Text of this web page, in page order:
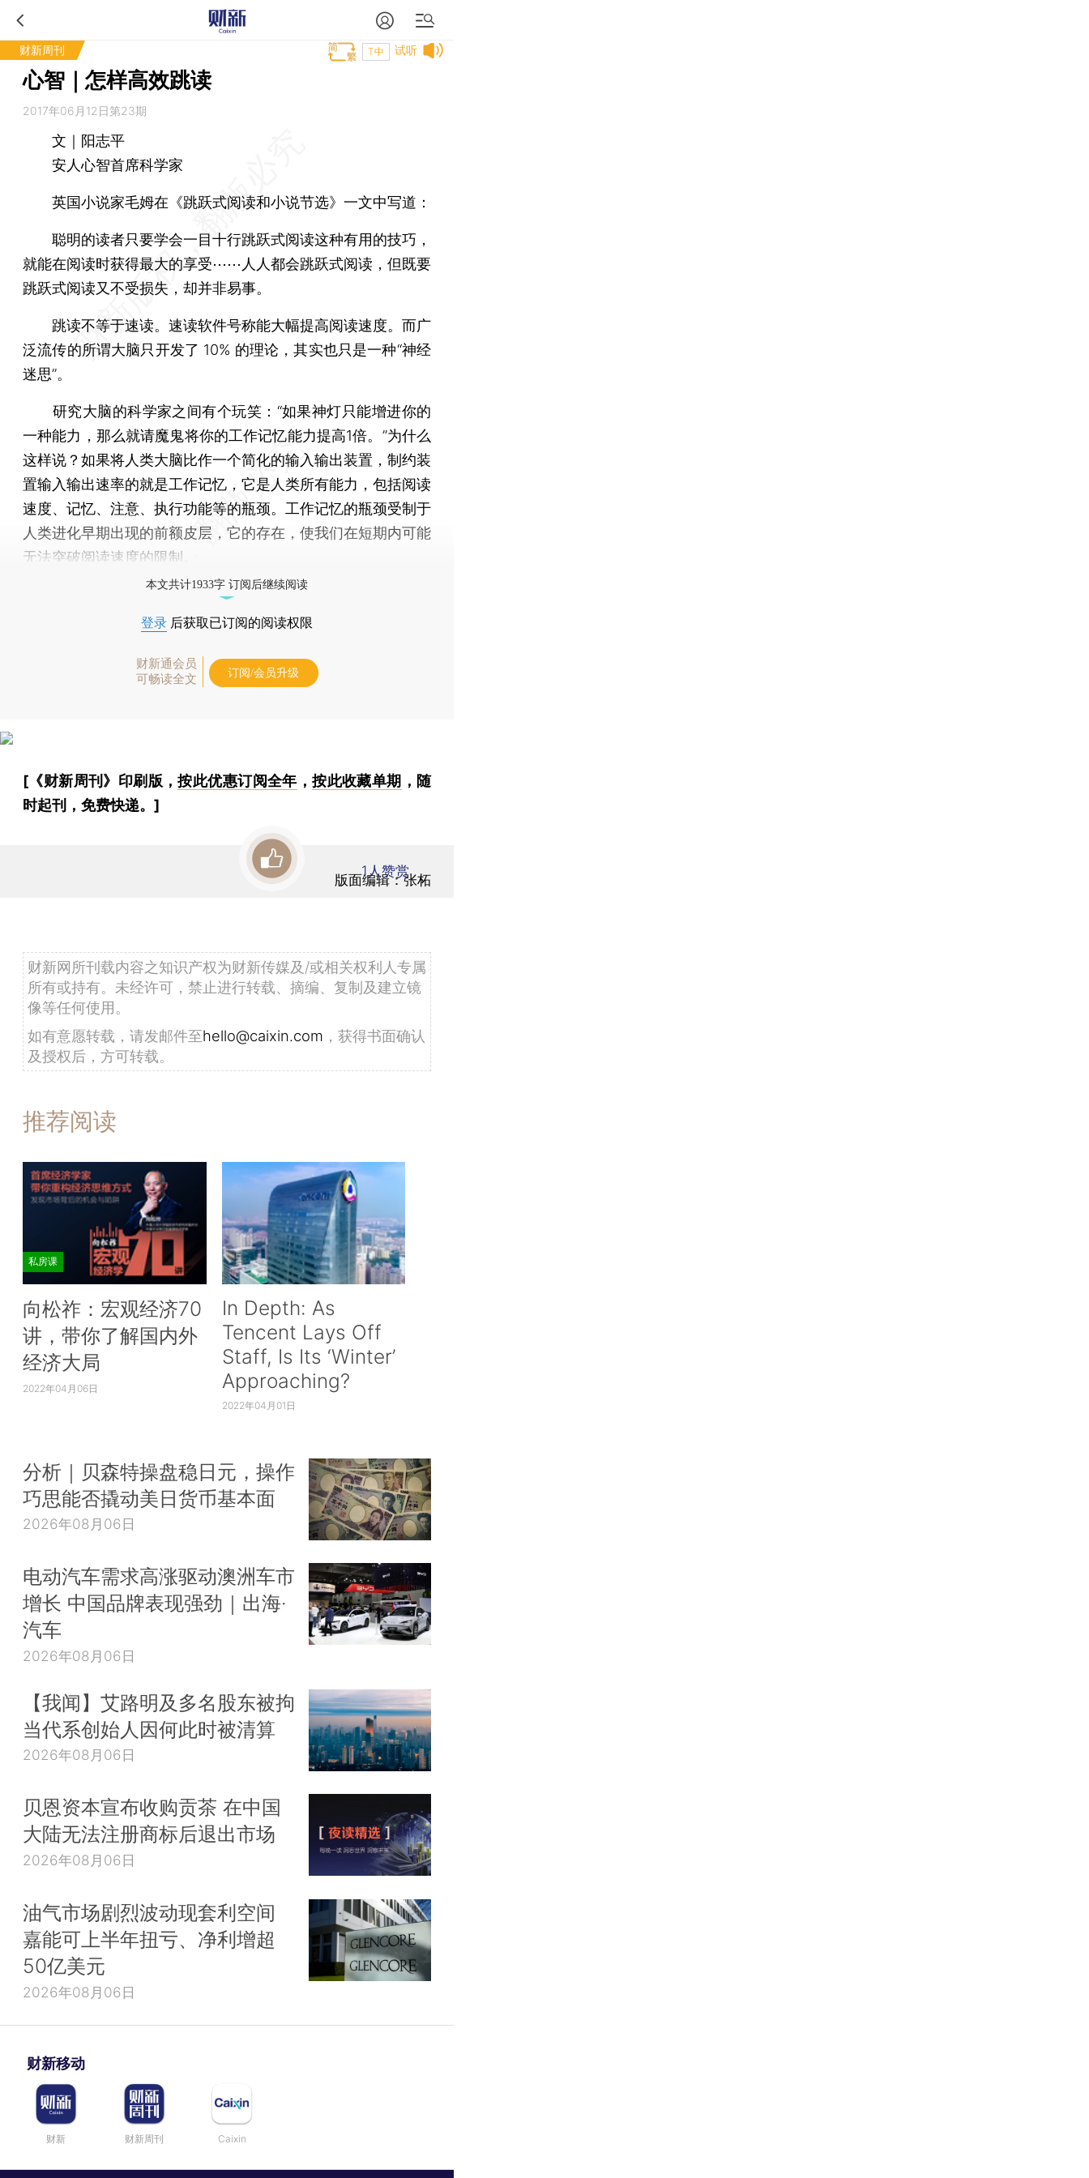
财新周刊 试听
T中
心智｜怎样高效跳读
2017年06月12日第23期
文｜阳志平
安人心智首席科学家
英国小说家毛姆在《跳跃式阅读和小说节选》一文中写道：
聪明的读者只要学会一目十行跳跃式阅读这种有用的技巧，
就能在阅读时获得最大的享受⋯⋯人人都会跳跃式阅读，但既要
跳跃式阅读又不受损失，却并非易事。
跳读不等于速读。速读软件号称能大幅提高阅读速度。而广
泛流传的所谓大脑只开发了 10% 的理论，其实也只是一种“神经
迷思”。
研究大脑的科学家之间有个玩笑：“如果神灯只能增进你的
一种能力，那么就请魔鬼将你的工作记忆能力提高1倍。”为什么
这样说？如果将人类大脑比作一个简化的输入输出装置，制约装
置输入输出速率的就是工作记忆，它是人类所有能力，包括阅读
速度、记忆、注意、执行功能等的瓶颈。工作记忆的瓶颈受制于
人类进化早期出现的前额皮层，它的存在，使我们在短期内可能
无法突破阅读速度的限制。
本文共计1933字 订阅后继续阅读
登录 后获取已订阅的阅读权限
财新通会员
可畅读全文
订阅/会员升级
[《财新周刊》印刷版，按此优惠订阅全年 ，按此收藏单期 ，随
时起刊，免费快递。]
版面编辑：张柘
1 人赞赏
财新网所刊载内容之知识产权为财新传媒及/或相关权利人专属
所有或持有。未经许可，禁止进行转载、摘编、复制及建立镜
像等任何使用。
如有意愿转载，请发邮件至hello@caixin.com ，获得书面确认
及授权后，方可转载。
推荐阅读
私房课
向松祚：宏观经济70
讲，带你了解国内外
经济大局
2022年04月06日
In Depth: As
Tencent Lays Off
Staff, Is Its ‘Winter’
Approaching?
2022年04月01日
分析｜贝森特操盘稳日元，操作
巧思能否撬动美日货币基本面
2026年08月06日
电动汽车需求高涨驱动澳洲车市
增长 中国品牌表现强劲｜出海·
汽车
2026年08月06日
【我闻】艾路明及多名股东被拘
当代系创始人因何此时被清算
2026年08月06日
贝恩资本宣布收购贡茶 在中国
大陆无法注册商标后退出市场
2026年08月06日
油气市场剧烈波动现套利空间
嘉能可上半年扭亏、净利增超
50亿美元
2026年08月06日
财新移动
财新 财新周刊 Caixin